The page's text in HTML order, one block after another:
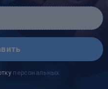
персональных